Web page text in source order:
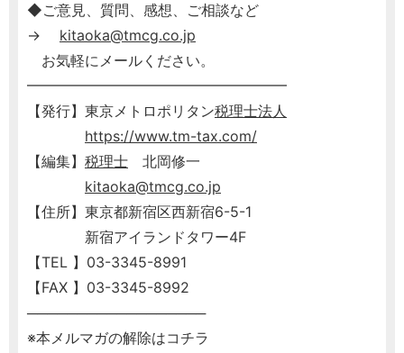
◆ご意見、質問、感想、ご相談など
→ kitaoka@tmcg.co.jp
お気軽にメールください。
━━━━━━━━━━━━━━━━━━
【発行】東京メトロポリタン税理士法人
https://www.tm-tax.com/
【編集】 税理士 北岡修一
kitaoka@tmcg.co.jp
【住所】東京都新宿区西新宿6-5-1
新宿アイランドタワー4F
【TEL 】03-3345-8991
【FAX 】03-3345-8992
──────────────────
※本メルマガの解除はコチラ